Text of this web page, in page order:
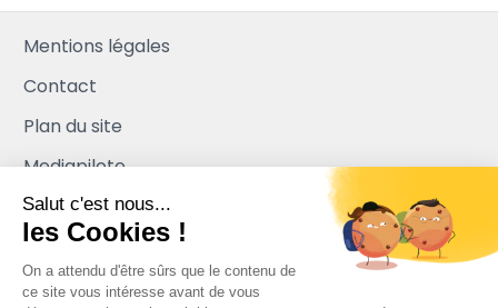
Mentions légales
Contact
Plan du site
Mediapilote
Salut c'est nous...
les Cookies !
On a attendu d'être sûrs que le contenu de
ce site vous intéresse avant de vous